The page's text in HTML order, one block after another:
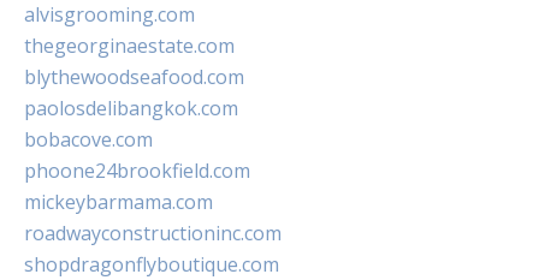
alvisgrooming.com
thegeorginaestate.com
blythewoodseafood.com
paolosdelibangkok.com
bobacove.com
phoone24brookfield.com
mickeybarmama.com
roadwayconstructioninc.com
shopdragonflyboutique.com